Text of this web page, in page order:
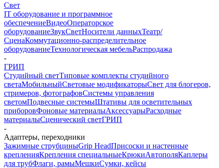
Свет
IT оборудование и программное
обеспечениеВидеоОператорское
оборудованиеЗвукСветНосители данныхТеатр/
СценаКоммутационно-распределительное
оборудованиеТехнологическая мебельРаспродажа
-
ГРИП
Студийный светТиповые комплекты студийного
светаМобильныйСветовые модификаторыСвет для блогеров,
стримеров, фотографовСистемы управления
светомПодвесные системыШтативы для осветительных
приборовФоновые материалыАксессуарыРасходные
материалыСценический светГРИП
-
Адаптеры, переходники
Зажимные струбциныGrip HeadПрисоски и настенные
крепленияКрепления специальныеКрюкиАвтополяКаплеры
для трубФлаги, рамыМешкиСумки, кейсы